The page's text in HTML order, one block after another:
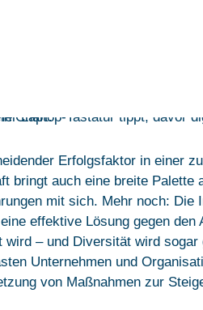
Erfolgsfaktor in einer
bringt auch eine breite Palette
mit sich. Mehr noch: Die
effektive Lösung gegen
– und Diversität wird sogar
Unternehmen und
von Maßnahmen zur